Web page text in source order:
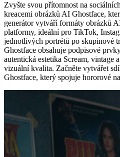
Zvyšte svou přítomnost na
kreacemi obrázků AI Ghostface,
generátor vytváří formáty obrázků
platformy, ideální pro TikTok,
jednotlivých portrétů po skupinové
Ghostface obsahuje podpisové
autentická estetika Scream, vintage
vizuální kvalita. Začněte vytvářet
Ghostface, který spojuje hororové